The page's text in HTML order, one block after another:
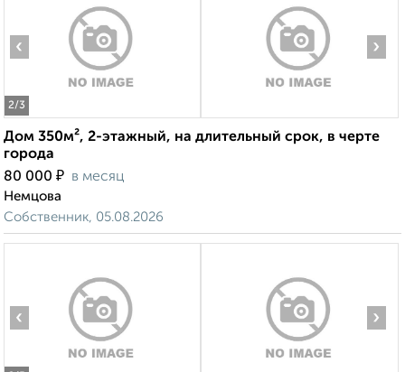
2/3
‹ ›
Дом 350м², 2-этажный, на длительный срок, в черте
города
80 000 ₽ в месяц
Немцова
Собственник, 05.08.2026
‹ ›